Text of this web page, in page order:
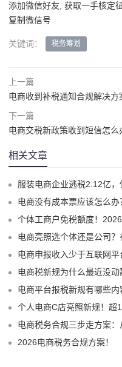
添加微信好友, 获取一手核定
复制微信号
关键词： 税务筹划
上一篇
电商收到补税通知合规解决方
下一篇
电商交税新政策收到短信怎么
相关文章
服装电商企业逃税2.12亿，
电商没有成本票应该怎么办
个体工商户免税额度！
电商亮照选个体还是公司？
电商申报收入少于互联网平台报送收入
电商税新规为什么最近没动
电商平台报税新规有哪些内容？
个人电商C店亮照新规！超
电商税务合规三步走方案：
2026电商税务合规方案！